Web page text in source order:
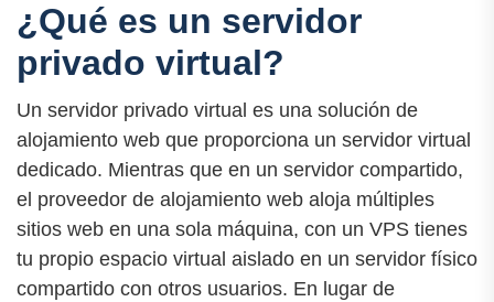
¿Qué es un servidor
privado virtual?
Un servidor privado virtual es una solución de
alojamiento web que proporciona un servidor virtual
dedicado. Mientras que en un servidor compartido,
el proveedor de alojamiento web aloja múltiples
sitios web en una sola máquina, con un VPS tienes
tu propio espacio virtual aislado en un servidor físico
compartido con otros usuarios. En lugar de